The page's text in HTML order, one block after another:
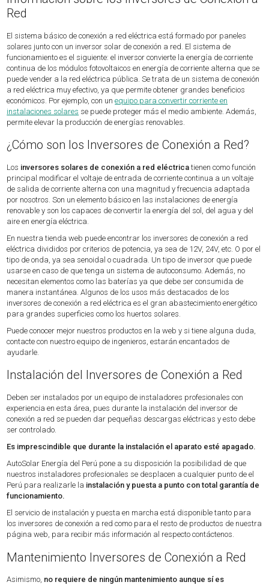
Red
El sistema básico de conexión a red eléctrica está formado por paneles
solares junto con un inversor solar de conexión a red. El sistema de
funcionamiento es el siguiente: el inversor convierte la energía de corriente
continua de los módulos fotovoltaicos en energía de corriente alterna que se
puede vender a la red eléctrica pública. Se trata de un sistema de conexión
a red eléctrica muy efectivo, ya que permite obtener grandes beneficios
económicos. Por ejemplo, con unequipo para convertir corriente en
instalaciones solares se puede proteger más el medio ambiente. Además,
permite elevar la producción de energías renovables.
¿Cómo son los Inversores de Conexión a Red?
Los inversores solares de conexión a red eléctricatienen como función
principal modificar el voltaje de entrada de corriente continua a un voltaje
de salida de corriente alterna con una magnitud y frecuencia adaptada
por nosotros. Son un elemento básico en las instalaciones de energía
renovable y son los capaces de convertir la energía del sol, del agua y del
aire en energía eléctrica.
En nuestra tienda web puede encontrar los inversores de conexión a red
eléctrica divididos por criterios de potencia, ya sea de 12V, 24V, etc. O por el
tipo de onda, ya sea senoidal o cuadrada. Un tipo de inversor que puede
usarse en caso de que tenga un sistema de autoconsumo. Además, no
necesitan elementos como las baterías ya que debe ser consumida de
manera instantánea. Algunos de los usos más destacados de los
inversores de conexión a red eléctrica es el gran abastecimiento energético
para grandes superficies como los huertos solares.
Puede conocer mejor nuestros productos en la web y si tiene alguna duda,
contacte con nuestro equipo de ingenieros, estarán encantados de
ayudarle.
Instalación del Inversores de Conexión a Red
Deben ser instalados por un equipo de instaladores profesionales con
experiencia en esta área, pues durante la instalación del inversor de
conexión a red se pueden dar pequeñas descargas eléctricas y esto debe
ser controlado.
Es imprescindible que durante la instalación el aparato esté apagado.
AutoSolar Energía del Perú pone a su disposición la posibilidad de que
nuestros instaladores profesionales se desplacen a cualquier punto de el
Perú para realizarle la instalación y puesta a punto con total garantía de
funcionamiento.
El servicio de instalación y puesta en marcha está disponible tanto para
los inversores de conexión a red como para el resto de productos de nuestra
página web, para recibir más información al respecto contáctenos.
Mantenimiento Inversores de Conexión a Red
Asimismo, no requiere de ningún mantenimiento aunque sí es